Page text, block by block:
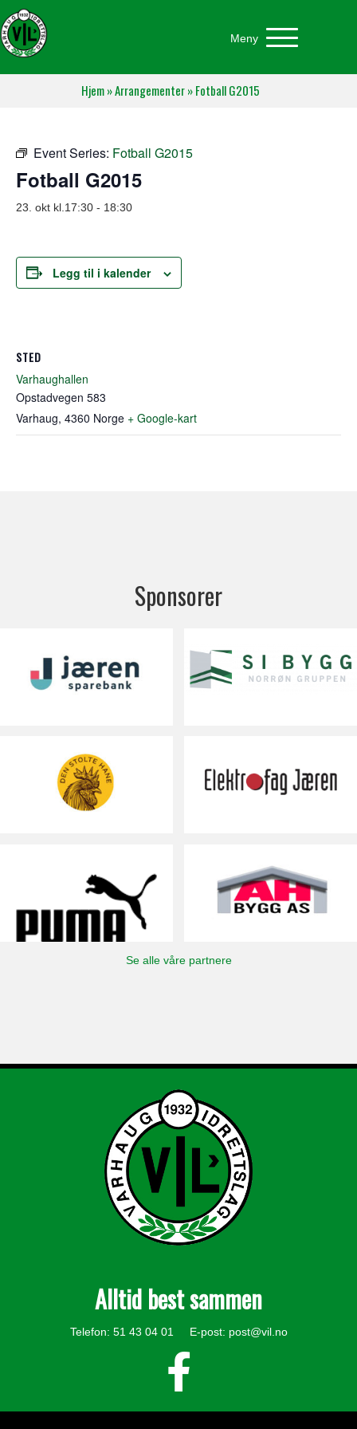
Meny
Hjem»Arrangementer»Fotball G2015
Event Series: Fotball G2015
Fotball G2015
23. okt kl.17:30 - 18:30
Legg til i kalender
STED
Varhaughallen
Opstadvegen 583
Varhaug, 4360 Norge + Google-kart
Sponsorer
Se alle våre partnere
Alltid best sammen
Telefon: 51 43 04 01 E-post: post@vil.no